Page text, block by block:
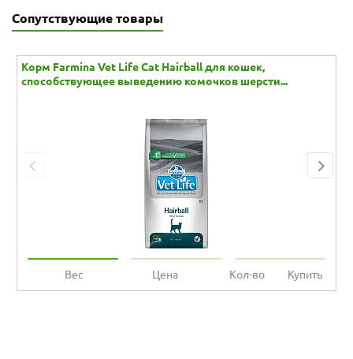
Сопутствующие товары
Корм Farmina Vet Life Cat Hairball для кошек,
способствующее выведению комочков шерсти...
Вес Цена Кол-во Купить